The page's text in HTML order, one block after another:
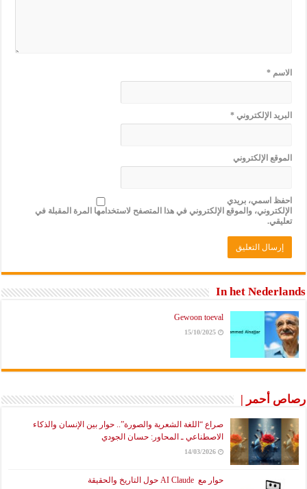
الاسم*
البريد الإلكتروني*
الموقع الإلكتروني
احفظ اسمي، بريدي
الإلكتروني، والموقع الإلكتروني في هذا المتصفح لاستخدامها المرة المقبلة في
تعليقي.
In het Nederlands
Gewoon toeval
15/10/2025
رصاص أحمر |
صراع “اللغة الشعرية والصورة”.. حوار بين الإنسان والذكاء
الاصطناعي ـ المحاور: حسان الجودي
14/03/2026
حوار مع AI Claude حول التاريخ والحقيقة